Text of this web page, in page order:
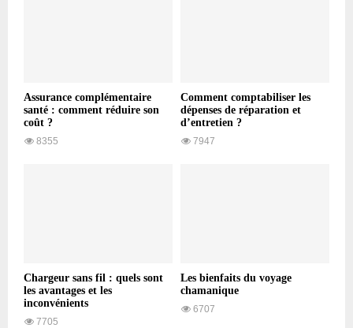
Assurance complémentaire
santé : comment réduire son
coût ?
8355
Comment comptabiliser les
dépenses de réparation et
d’entretien ?
7947
Chargeur sans fil : quels sont
les avantages et les
inconvénients
7705
Les bienfaits du voyage
chamanique
6707